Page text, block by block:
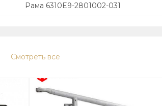
Рама 6310E9-2801002-031
Смотреть все